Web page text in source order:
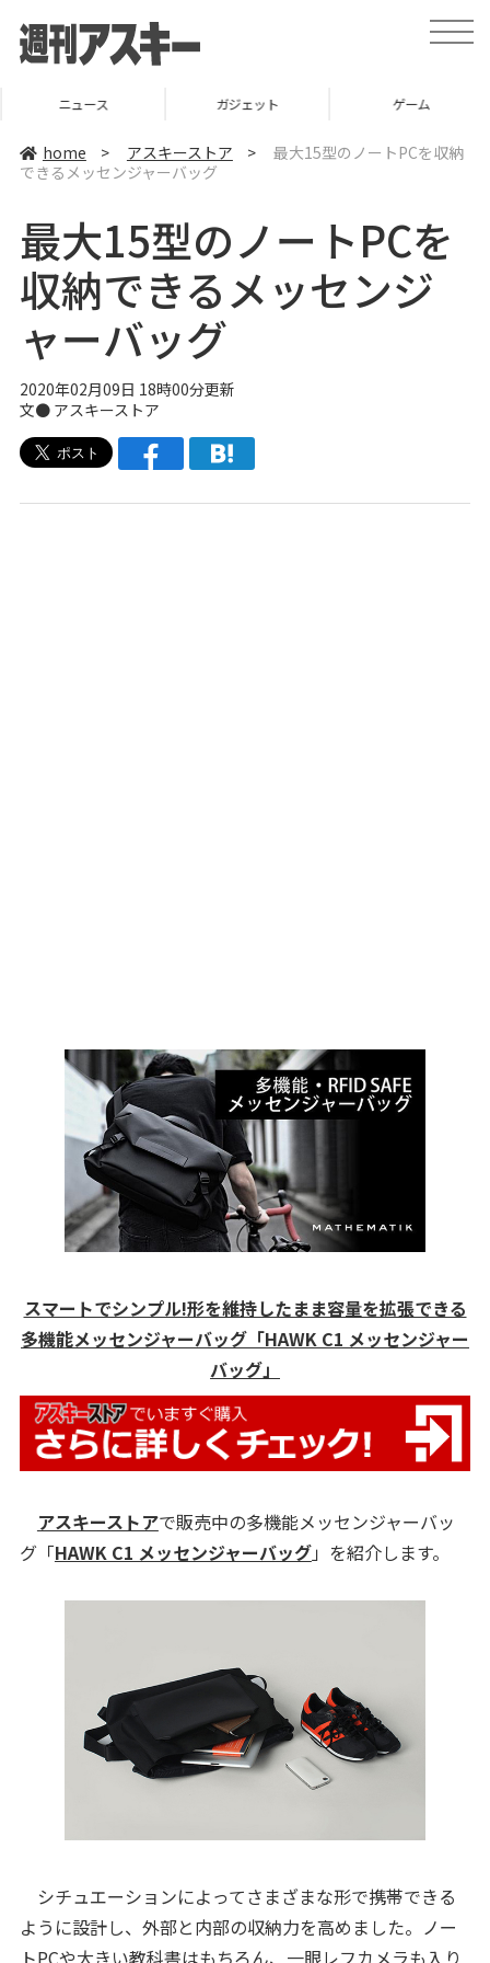
t
o
a
v
ニュース ガジェット ゲーム
home > アスキーストア >
最大15型のノートPCを収納
できるメッセンジャーバッグ
最大15型のノートPCを
収納できるメッセンジ
ャーバッグ
2020年02月09日 18時00分更新
文● アスキーストア
スマートでシンプル!形を維持したまま容量を拡張できる
多機能メッセンジャーバッグ「HAWK C1 メッセンジャー
バッグ」
アスキーストアで販売中の多機能メッセンジャーバッ
グ「HAWK C1 メッセンジャーバッグ」を紹介します。
シチュエーションによってさまざまな形で携帯できる
ように設計し、外部と内部の収納力を高めました。ノー
トPCや大きい教科書はもちろん、一眼レフカメラも入り